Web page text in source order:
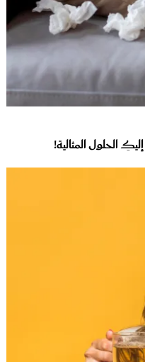
الحلول المثالية!